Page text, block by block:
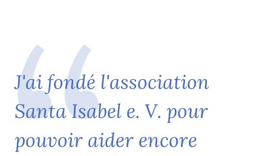
J'aifondé l'association
SantaIsabel e. V. pour
pouvoir aider encore